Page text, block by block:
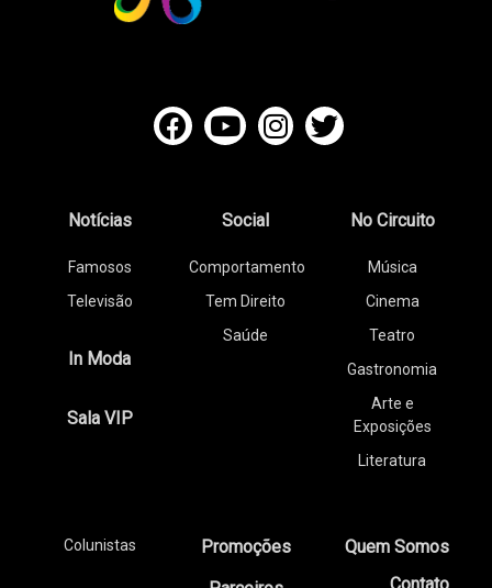
Notícias
Famosos
Televisão
In Moda
Sala VIP
Social
Comportamento
Tem Direito
Saúde
No Circuito
Música
Cinema
Teatro
Gastronomia
Arte e
Exposições
Literatura
Colunistas
Promoções
Quem Somos
Contato